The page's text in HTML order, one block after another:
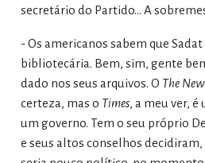
secretário do Partido... A
- Os americanos sabem que
bibliotecária. Bem, sim, gente
dado nos seus arquivos. O The
certeza, mas o Times, a meu ver,
um governo. Tem o seu próprio
e seus altos conselhos